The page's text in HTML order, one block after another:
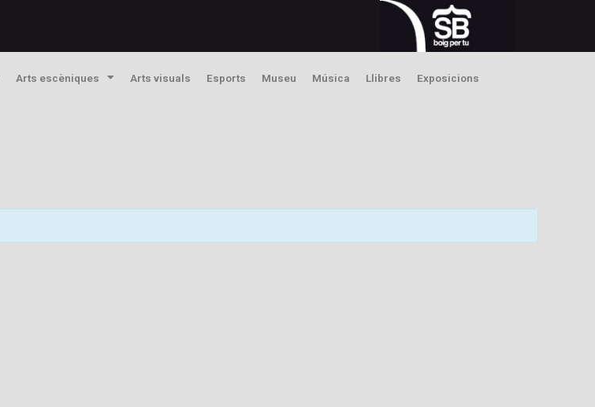
Arts escèniques Arts visuals Esports Museu Música Llibres Exposicions